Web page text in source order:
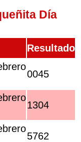
Día
Resultado
0045
1304
5762